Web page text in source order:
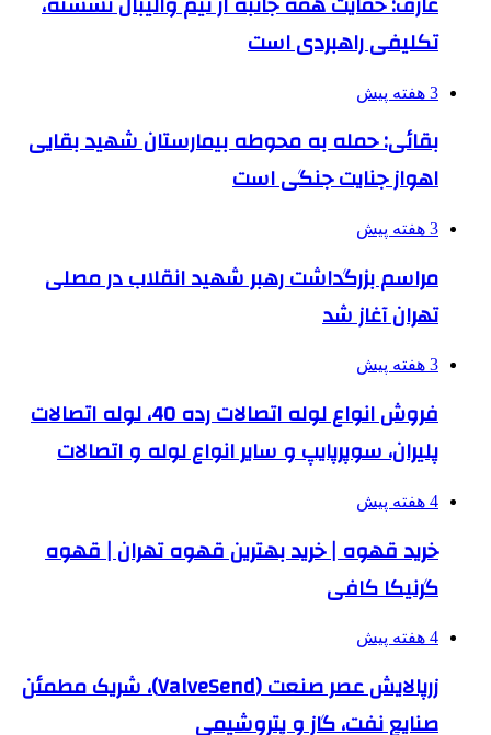
تکلیفی راهبردی است
3 هفته پیش
بقائی: حمله به محوطه بیمارستان شهید بقایی
اهواز جنایت جنگی است
3 هفته پیش
مراسم بزرگداشت رهبر شهید انقلاب در مصلی
تهران آغاز شد
3 هفته پیش
فروش انواع لوله اتصالات رده 40، لوله اتصالات
پلیران، سوپرپایپ و سایر انواع لوله و اتصالات
4 هفته پیش
خرید قهوه | خرید بهترین قهوه تهران | قهوه
گرنیکا کافی
4 هفته پیش
زرپالایش عصر صنعت (ValveSend)، شریک مطمئن
صنایع نفت، گاز و پتروشیمی